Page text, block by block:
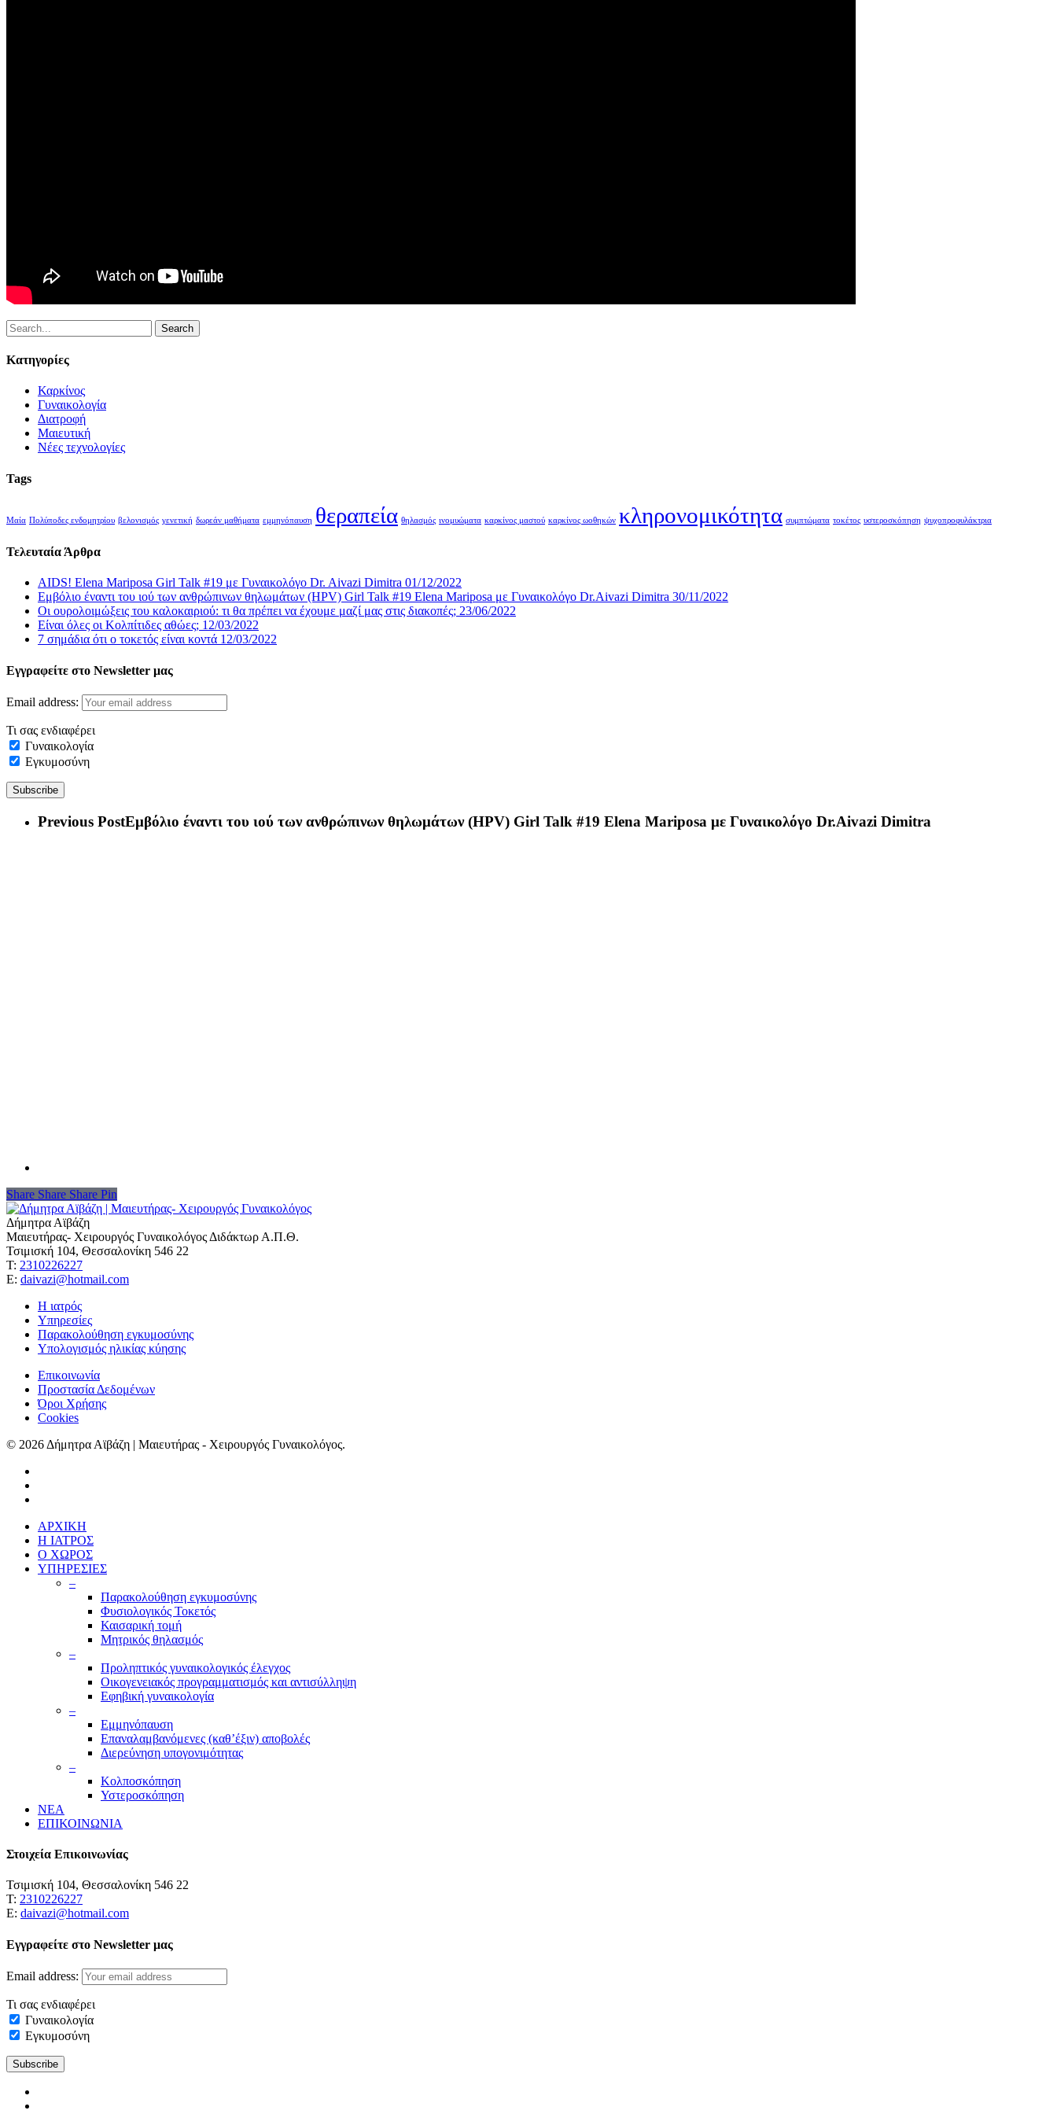
Search
Κατηγορίες
Καρκίνος
Γυναικολογία
Διατροφή
Μαιευτική
Νέες τεχνολογίες
Tags
Μαία Πολύποδες ενδομητρίου βελονισμός γενετική δωρεάν μαθήματα εμμηνόπαυση θεραπεία θηλασμός ινομυώματα καρκίνος μαστού καρκίνος ωοθηκών κληρονομικότητα συμπτώματα τοκέτος υστεροσκόπηση ψυχοπροφυλάκτρια
Τελευταία Άρθρα
AIDS! Elena Mariposa Girl Talk #19 με Γυναικολόγο Dr. Aivazi Dimitra 01/12/2022
Εμβόλιο έναντι του ιού των ανθρώπινων θηλωμάτων (HPV) Girl Talk #19 Elena Mariposa με Γυναικολόγο Dr.Aivazi Dimitra 30/11/2022
Οι ουρολοιμώξεις του καλοκαιριού: τι θα πρέπει να έχουμε μαζί μας στις διακοπές; 23/06/2022
Είναι όλες οι Κολπίτιδες αθώες; 12/03/2022
7 σημάδια ότι ο τοκετός είναι κοντά 12/03/2022
Εγγραφείτε στο Newsletter μας
Email address:
Τι σας ενδιαφέρει
Γυναικολογία
Εγκυμοσύνη
Previous PostΕμβόλιο έναντι του ιού των ανθρώπινων θηλωμάτων (HPV) Girl Talk #19 Elena Mariposa με Γυναικολόγο Dr.Aivazi Dimitra
Share
Share Share Share Pin
Δήμητρα Αϊβάζη
Μαιευτήρας- Χειρουργός Γυναικολόγος Διδάκτωρ Α.Π.Θ.
Τσιμισκή 104, Θεσσαλονίκη 546 22
Τ: 2310226227
Ε: daivazi@hotmail.com
Η ιατρός
Υπηρεσίες
Παρακολούθηση εγκυμοσύνης
Υπολογισμός ηλικίας κύησης
Επικοινωνία
Προστασία Δεδομένων
Όροι Χρήσης
Cookies
© 2026 Δήμητρα Αϊβάζη | Μαιευτήρας - Χειρουργός Γυναικολόγος.
ΑΡΧΙΚΗ
Η ΙΑΤΡΟΣ
Ο ΧΩΡΟΣ
ΥΠΗΡΕΣΙΕΣ
–
Παρακολούθηση εγκυμοσύνης
Φυσιολογικός Τοκετός
Καισαρική τομή
Μητρικός θηλασμός
–
Προληπτικός γυναικολογικός έλεγχος
Οικογενειακός προγραμματισμός και αντισύλληψη
Εφηβική γυναικολογία
–
Εμμηνόπαυση
Επαναλαμβανόμενες (καθ’έξιν) αποβολές
Διερεύνηση υπογονιμότητας
–
Κολποσκόπηση
Υστεροσκόπηση
ΝΕΑ
ΕΠΙΚΟΙΝΩΝΙΑ
Στοιχεία Επικοινωνίας
Τσιμισκή 104, Θεσσαλονίκη 546 22
Τ: 2310226227
Ε: daivazi@hotmail.com
Εγγραφείτε στο Newsletter μας
Email address:
Τι σας ενδιαφέρει
Γυναικολογία
Εγκυμοσύνη